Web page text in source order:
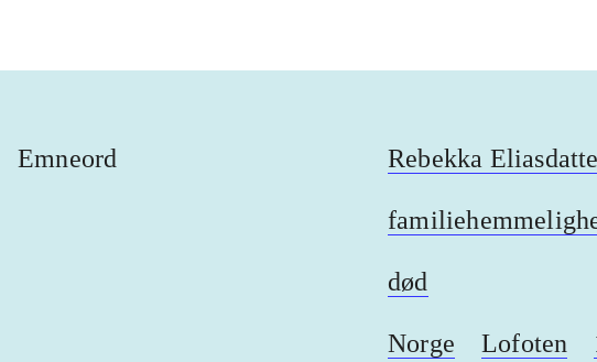
Emneord Rebekka
død
Norge Lofoten